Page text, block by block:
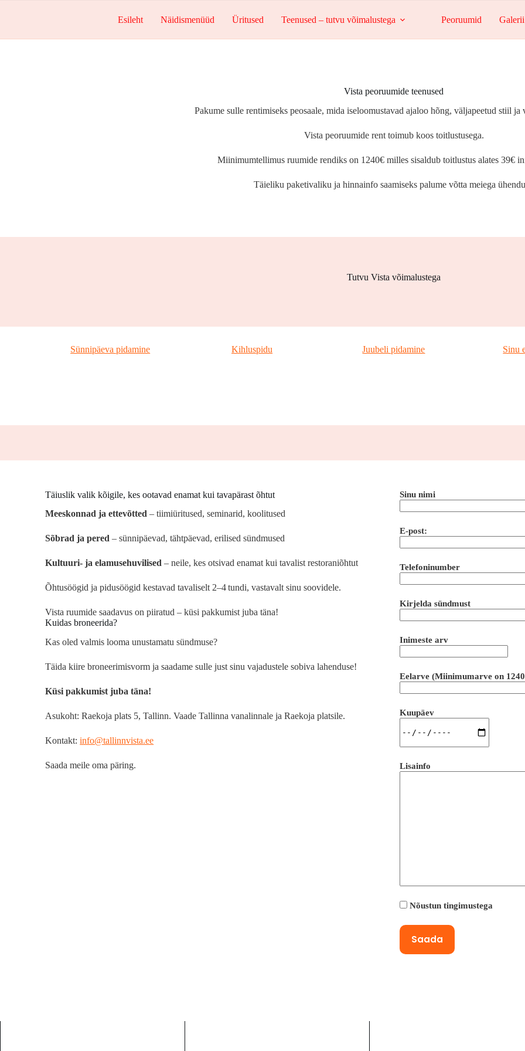
Esileht Näidismenüüd Üritused Teenused – tutvu võimalustega Peoruumid Galerii
Vista peoruumide teenused
Pakume sulle rentimiseks peosaale, mida iseloomustavad ajaloo hõng, väljapeetud stiil ja
Vista peoruumide rent toimub koos toitlustusega.
Miinimumtellimus ruumide rendiks on 1240€ milles sisaldub toitlustus alates 39€
Täieliku paketivaliku ja hinnainfo saamiseks palume võtta meiega
Tutvu Vista võimalustega
Sünnipäeva pidamine Kihluspidu Juubeli pidamine Sinu
Täiuslik valik kõigile, kes ootavad enamat kui tavapärast õhtut
Meeskonnad ja ettevõtted – tiimiüritused, seminarid, koolitused
Sõbrad ja pered – sünnipäevad, tähtpäevad, erilised sündmused
Kultuuri- ja elamusehuvilised – neile, kes otsivad enamat kui tavalist restoraniõhtut
Õhtusöögid ja pidusöögid kestavad tavaliselt 2–4 tundi, vastavalt sinu soovidele.
Vista ruumide saadavus on piiratud – küsi pakkumist juba täna!
Kuidas broneerida?
Kas oled valmis looma unustamatu sündmuse?
Täida kiire broneerimisvorm ja saadame sulle just sinu vajadustele sobiva lahenduse!
Küsi pakkumist juba täna!
Asukoht: Raekoja plats 5, Tallinn. Vaade Tallinna vanalinnale ja Raekoja platsile.
Kontakt:info@tallinnvista.ee
Saada meile oma päring.
Sinu nimi
E-post:
Telefoninumber
Kirjelda sündmust
Inimeste arv
Eelarve (Miinimumarve on
Kuupäev
Lisainfo
Nõustun tingimustega